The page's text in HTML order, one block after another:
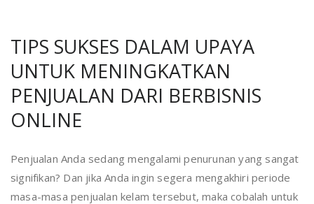
TIPS SUKSES DALAM UPAYA
UNTUK MENINGKATKAN
PENJUALAN DARI BERBISNIS
ONLINE
Penjualan Anda sedang mengalami penurunan yang sangat
signifikan? Dan jika Anda ingin segera mengakhiri periode
masa-masa penjualan kelam tersebut, maka cobalah untuk